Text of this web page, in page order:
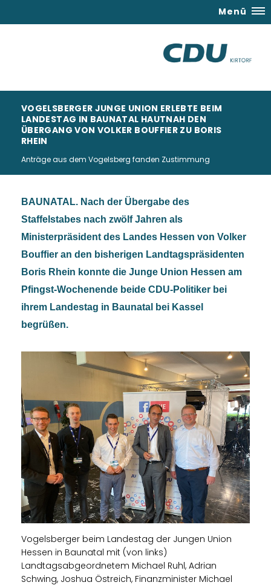
Menü
VOGELSBERGER JUNGE UNION ERLEBTE BEIM
LANDESTAG IN BAUNATAL HAUTNAH DEN
ÜBERGANG VON VOLKER BOUFFIER ZU BORIS
RHEIN
Anträge aus dem Vogelsberg fanden Zustimmung
BAUNATAL. Nach der Übergabe des
Staffelstabes nach zwölf Jahren als
Ministerpräsident des Landes Hessen von Volker
Bouffier an den bisherigen Landtagspräsidenten
Boris Rhein konnte die Junge Union Hessen am
Pfingst-Wochenende beide CDU-Politiker bei
ihrem Landestag in Baunatal bei Kassel
begrüßen.
Vogelsberger beim Landestag der Jungen Union
Hessen in Baunatal mit (von links)
Landtagsabgeordnetem Michael Ruhl, Adrian
Schwing, Joshua Östreich, Finanzminister Michael